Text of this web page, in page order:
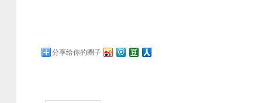
分享给你的圈子